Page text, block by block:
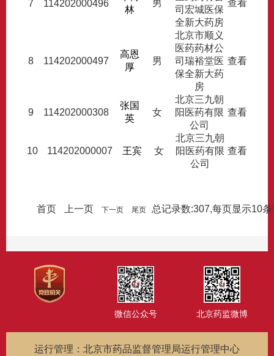
7 114202000496
林
男
司宏城医保
全新大药房
查看
8 114202000497
高恩
厚
男
北京市顺义
医药药材公
司瑞裕堂医
保全新大药
房
查看
9 114202000308
张国
英
女
北京三九朝
阳医药有限
公司
查看
10 114202000007 王宾 女
北京三九朝
阳医药有限
公司
查看
首页 上一页 下一页 尾页 总记录数:307,每页显示10
微信公众号 北京药监微博
运行管理：北京市药品监督管理局运行管理中心